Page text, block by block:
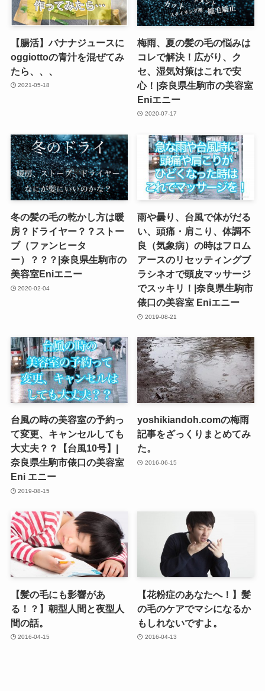
【腸活】バナナジュースに
oggiottoの青汁を混ぜてみ
たら、、、
2021-05-18
梅雨、夏の髪の毛の悩みは
コレで解決！広がり、ク
セ、湿気対策はこれで安
心！|奈良県生駒市の美容室
Eniエニー
2020-07-17
冬の髪の毛の乾かし方は暖
房？ドライヤー？？ストー
ブ（ファンヒータ
ー）？？？|奈良県生駒市の
美容室Eniエニー
2020-02-04
雨や曇り、台風で体がだる
い、頭痛・肩こり、体調不
良（気象病）の時はフロム
アースのリセッティングブ
ラシネオで頭皮マッサージ
でスッキリ！|奈良県生駒市
俵口の美容室 Eniエニー
2019-08-21
台風の時の美容室の予約っ
て変更、キャンセルしても
大丈夫？？【台風10号】|
奈良県生駒市俵口の美容室
Eni エニー
2019-08-15
yoshikiandoh.comの梅雨
記事をざっくりまとめてみ
た。
2016-06-15
【髪の毛にも影響があ
る！？】朝型人間と夜型人
間の話。
2016-04-15
【花粉症のあなたへ！】髪
の毛のケアでマシになるか
もしれないですよ。
2016-04-13